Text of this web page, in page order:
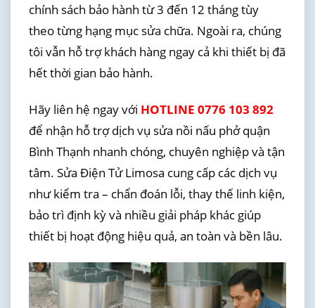
chính sách bảo hành từ 3 đến 12 tháng tùy
theo từng hạng mục sửa chữa. Ngoài ra, chúng
tôi vẫn hỗ trợ khách hàng ngay cả khi thiết bị đã
hết thời gian bảo hành.
Hãy liên hệ ngay với HOTLINE 0776 103 892
để nhận hỗ trợ dịch vụ sửa nồi nấu phở quận
Bình Thạnh nhanh chóng, chuyên nghiệp và tận
tâm. Sửa Điện Tử Limosa cung cấp các dịch vụ
như kiểm tra – chẩn đoán lỗi, thay thế linh kiện,
bảo trì định kỳ và nhiều giải pháp khác giúp
thiết bị hoạt động hiệu quả, an toàn và bền lâu.